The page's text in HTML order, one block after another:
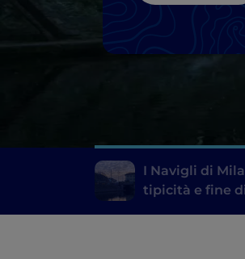
I Navigli di
tipicità e fine